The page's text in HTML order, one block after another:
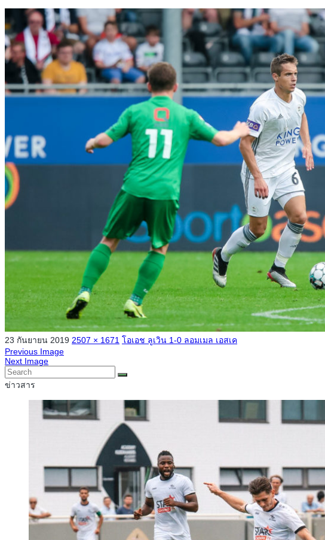
23 กันยายน 2019 2507 × 1671 โอเอช ลูเวิน 1-0 ลอมเมล เอสเค
Previous Image
Next Image
ข่าวสาร